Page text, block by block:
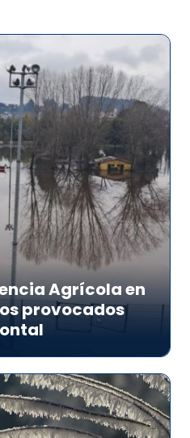
Agrícola en
provocados